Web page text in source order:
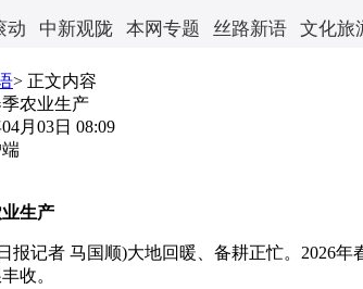
动 中新观陇 本网专题 丝路新语 文化旅
> 正文内容
农业生产
月03日 08:09
生产
者 马国顺)大地回暖、备耕正忙。2026年
收。